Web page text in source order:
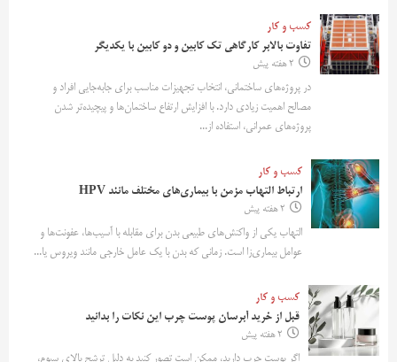
کسب و کار
تفاوت بالابر کارگاهی تک کابین و دو کابین با یکدیگر
2 هفته پیش
در پروژه‌های ساختمانی، انتخاب تجهیزات مناسب برای جابه‌جایی افراد و
مصالح اهمیت زیادی دارد. با افزایش ارتفاع ساختمان‌ها و پیچیده‌تر شدن
پروژه‌های عمرانی، استفاده از...
کسب و کار
ارتباط التهاب مزمن با بیماری‌های مختلف مانند HPV
2 هفته پیش
التهاب یکی از واکنش‌های طبیعی بدن برای مقابله با آسیب‌ها، عفونت‌ها و
عوامل بیماری‌زا است. زمانی که بدن با یک عامل خارجی مانند ویروس یا...
کسب و کار
قبل از خرید آبرسان پوست چرب این نکات را بدانید
2 هفته پیش
اگر پوست چرب دارید، ممکن است تصور کنید به دلیل ترشح بالای سبوم،